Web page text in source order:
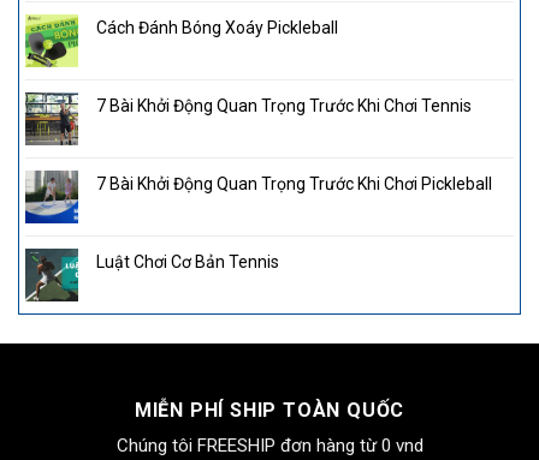
Cách Đánh Bóng Xoáy Pickleball
7 Bài Khởi Động Quan Trọng Trước Khi Chơi Tennis
7 Bài Khởi Động Quan Trọng Trước Khi Chơi Pickleball
Luật Chơi Cơ Bản Tennis
MIỄN PHÍ SHIP TOÀN QUỐC
Chúng tôi FREESHIP đơn hàng từ 0 vnd